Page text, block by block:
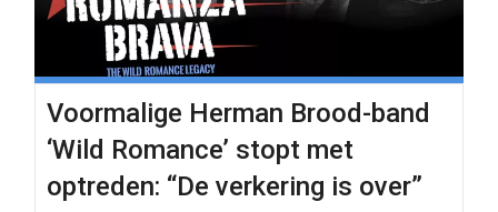
Voormalige Herman Brood-band
‘Wild Romance’ stopt met
optreden: “De verkering is over”